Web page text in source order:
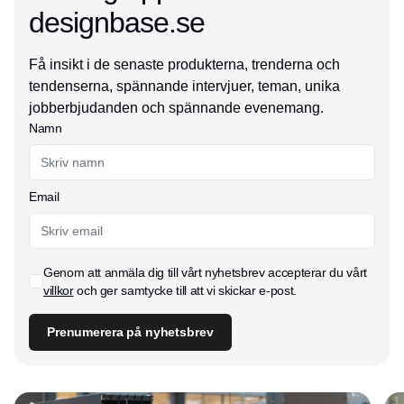
designbase.se
Få insikt i de senaste produkterna, trenderna och
tendenserna, spännande intervjuer, teman, unika
jobberbjudanden och spännande evenemang.
Namn
Email
Genom att anmäla dig till vårt nyhetsbrev accepterar du vårt
villkoroch ger samtycke till att vi skickar e-post.
Prenumerera på nyhetsbrev